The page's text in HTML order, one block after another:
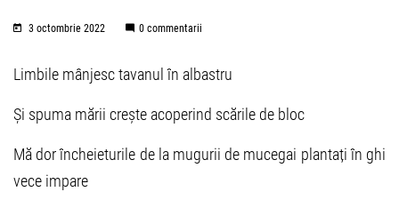
3 octombrie 2022 0 commentarii
Limbile mânjesc tavanul în albastru
Și spuma mării crește acoperind scările de bloc
Mă dor încheieturile de la mugurii de mucegai plantați în ghi
vece impare